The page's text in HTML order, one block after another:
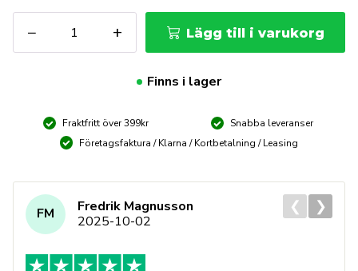
−
Slangnipple
BSP
+ Lägg till i varukorg
Finns i lager
Fraktfritt över 399kr
Snabba leveranser
Företagsfaktura / Klarna / Kortbetalning / Leasing
FM
Fredrik Magnusson
2025-10-02
❮ ❯